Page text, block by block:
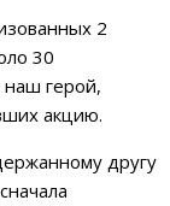
2
30
наш герой,
акцию.
другу